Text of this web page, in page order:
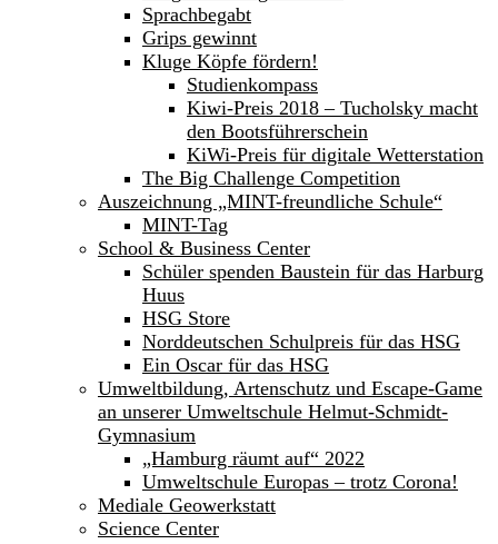
Sprachbegabt
Grips gewinnt
Kluge Köpfe fördern!
Studienkompass
Kiwi-Preis 2018 – Tucholsky macht
den Bootsführerschein
KiWi-Preis für digitale Wetterstation
The Big Challenge Competition
Auszeichnung „MINT-freundliche Schule“
MINT-Tag
School & Business Center
Schüler spenden Baustein für das Harburg
Huus
HSG Store
Norddeutschen Schulpreis für das HSG
Ein Oscar für das HSG
Umweltbildung, Artenschutz und Escape-Game
an unserer Umweltschule Helmut-Schmidt-
Gymnasium
„Hamburg räumt auf“ 2022
Umweltschule Europas – trotz Corona!
Mediale Geowerkstatt
Science Center